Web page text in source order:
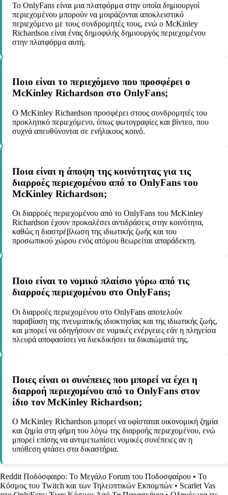
Το OnlyFans είναι μια πλατφόρμα στην οποία δημιουργοί
περιεχομένου μπορούν να μοιράζονται αποκλειστικό
περιεχόμενο με τους συνδρομητές τους, ενώ ο McKinley
Richardson είναι ένας δημοφιλής δημιουργός περιεχομένου
στην πλατφόρμα αυτή.
Ποιο είναι το περιεχόμενο που προσφέρει ο
McKinley Richardson στο OnlyFans;
Ο McKinley Richardson προσφέρει στους συνδρομητές του
προκλητικό περιεχόμενο, όπως φωτογραφίες και βίντεο, που
συχνά απευθύνονται σε ενήλικους κοινό.
Ποια είναι η άποψη της κοινότητας για τις
διαρροές περιεχομένου από το OnlyFans του
McKinley Richardson;
Οι διαρροές περιεχομένου από το OnlyFans του McKinley
Richardson έχουν προκαλέσει αντιδράσεις στην κοινότητα,
καθώς η διαστρέβλωση της ιδιωτικής ζωής και του
προσωπικού χώρου ενός ατόμου θεωρείται απαράδεκτη.
Ποιο είναι το νομικό πλαίσιο γύρω από τις
διαρροές περιεχομένου στο OnlyFans;
Οι διαρροές περιεχομένου στο OnlyFans αποτελούν
παραβίαση της πνευματικής ιδιοκτησίας και της ιδιωτικής ζωής,
και μπορεί να οδηγήσουν σε νομικές ενέργειες εάν η πληγείσα
πλευρά αποφασίσει να διεκδικήσει τα δικαιώματά της.
Ποιες είναι οι συνέπειες που μπορεί να έχει η
διαρροή περιεχομένου από το OnlyFans στον
ίδιο τον McKinley Richardson;
Ο McKinley Richardson μπορεί να υφίσταται οικονομική ζημία
και ζημία στη φήμη του λόγω της διαρροής περιεχομένου, ενώ
μπορεί επίσης να αντιμετωπίσει νομικές συνέπειες αν η
υπόθεση φτάσει στα δικαστήρια.
Reddit Ποδόσφαιρο: Το Μεγάλο Forum του Ποδοσφαίρου • Το
Κόσμος του Twitch και των Τηλεοπτικών Εκπομπών • Scarlet Vas